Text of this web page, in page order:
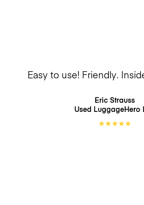
Easy to use! Friendly.
Eric Strauss
Used LuggageHero
★★★★★